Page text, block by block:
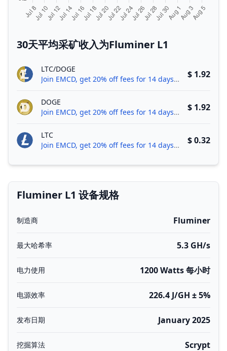
30天平均采矿收入为Fluminer L1
LTC/DOGE
Join EMCD, get 20% off fees for 14 days!
$ 1.92
DOGE
Join EMCD, get 20% off fees for 14 days!
$ 1.92
LTC
Join EMCD, get 20% off fees for 14 days!
$ 0.32
Fluminer L1 设备规格
制造商 Fluminer
最大哈希率 5.3 GH/s
电力使用 1200 Watts 每小时
电源效率 226.4 J/GH ± 5%
发布日期 January 2025
挖掘算法 Scrypt